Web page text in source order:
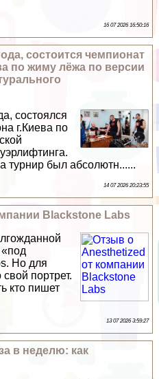
16 07 2026 16:50:16
состоится чемпионат
по жиму лёжа по версии
состоялся
г.Киева по
турнир был абсолютн......
14 07 2026 20:23:55
Blackstone Labs
Но для
портрет.
кто пишет
13 07 2026 3:59:27
в неделю: как